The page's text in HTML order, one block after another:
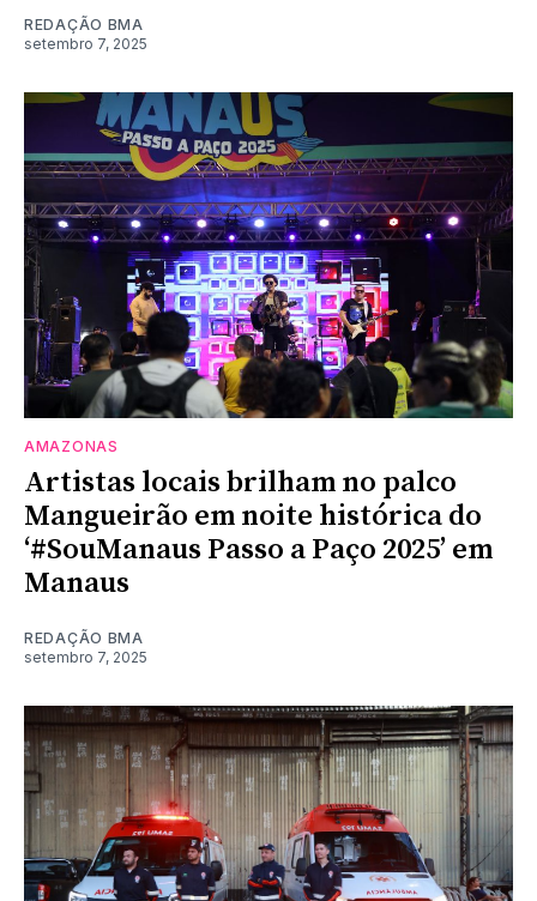
REDAÇÃO BMA
setembro 7, 2025
AMAZONAS
Artistas locais brilham no palco
Mangueirão em noite histórica do
‘#SouManaus Passo a Paço 2025’ em
Manaus
REDAÇÃO BMA
setembro 7, 2025